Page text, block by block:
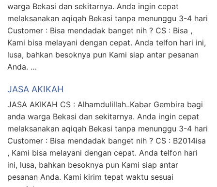
warga Bekasi dan sekitarnya. Anda ingin cepat
melaksanakan aqiqah Bekasi tanpa menunggu 3-4 hari
Customer : Bisa mendadak banget nih ? CS : Bisa ,
Kami bisa melayani dengan cepat. Anda telfon hari ini,
lusa, bahkan besoknya pun Kami siap antar pesanan
Anda. …
JASA AKIKAH
JASA AKIKAH CS : Alhamdulillah..Kabar Gembira bagi
anda warga Bekasi dan sekitarnya. Anda ingin cepat
melaksanakan aqiqah Bekasi tanpa menunggu 3-4 hari
Customer : Bisa mendadak banget nih ? CS : B2014isa
, Kami bisa melayani dengan cepat. Anda telfon hari
ini, lusa, bahkan besoknya pun Kami siap antar
pesanan Anda. Kami kirim tepat waktu sesuai